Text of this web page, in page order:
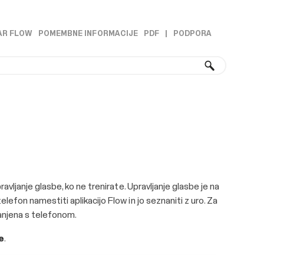
FLOW» POMEMBNE INFORMACIJE» PDF PODPORA
glasbe, ko ne trenirate. Upravljanje glasbe je na
namestiti aplikacijo Flow in jo seznaniti z uro. Za
s telefonom.
.